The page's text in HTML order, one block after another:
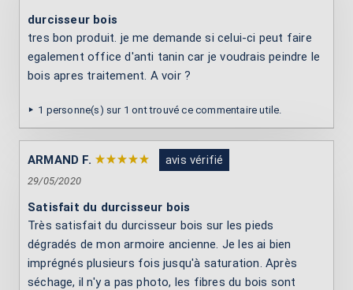
durcisseur bois
tres bon produit. je me demande si celui-ci peut faire
egalement office d'anti tanin car je voudrais peindre le
bois apres traitement. A voir ?
1 personne(s) sur 1 ont trouvé ce commentaire utile.
ARMAND F. avis vérifié
29/05/2020
Satisfait du durcisseur bois
Très satisfait du durcisseur bois sur les pieds
dégradés de mon armoire ancienne. Je les ai bien
imprégnés plusieurs fois jusqu'à saturation. Après
séchage, il n'y a pas photo, les fibres du bois sont